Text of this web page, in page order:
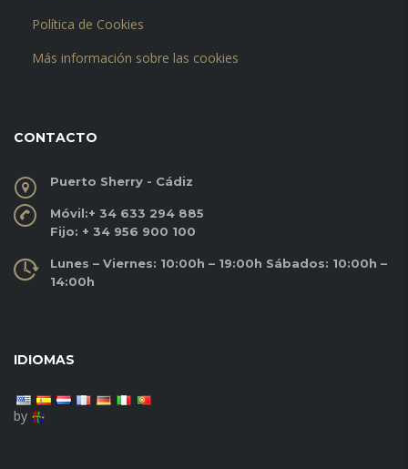
Política de Cookies
Más información sobre las cookies
CONTACTO
Puerto Sherry - Cádiz
Móvil:+ 34 633 294 885
Fijo: + 34 956 900 100
Lunes – Viernes: 10:00h – 19:00h Sábados: 10:00h –
14:00h
IDIOMAS
by